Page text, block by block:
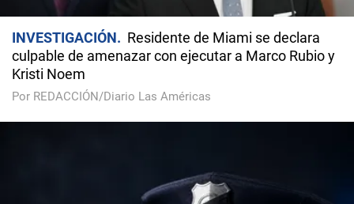
INVESTIGACIÓN
Residente de Miami se declara
culpable de amenazar con ejecutar a Marco Rubio y
Kristi Noem
Por REDACCIÓN/Diario Las Américas